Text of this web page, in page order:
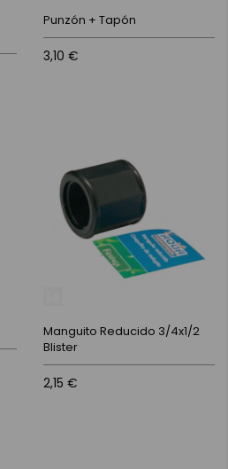
Punzón + Tapón
3,10 €
Manguito Reducido 3/4x1/2
Blister
2,15 €